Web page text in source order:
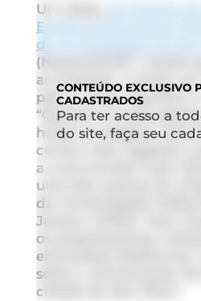
Um deles,
Epidemiológicas em
da Universidade de São
(Nupens/USP), mostra
ao preparar o jantar
para o maior equilíbrio
“Quando os pais
horas no preparo, seus
comer mais vegetais e
a nutricionista Carla
uma das autoras do
da Universidade
Janeiro (UFRJ). Para
os pesquisadores
entrevistas telefônicas,
sobre a alimentação de
cidade de São Paulo.
CONTEÚDO EXCLUSIVO
CADASTRADOS
Para ter acesso a
do site, faça seu